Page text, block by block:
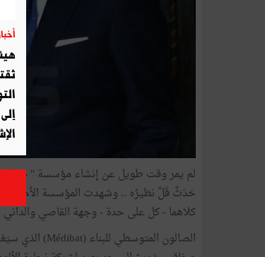
لم يمر وقت طويل عن إنشاء مؤسسة "
كلاهما - كل على حدة - وجهة القاصي والداني